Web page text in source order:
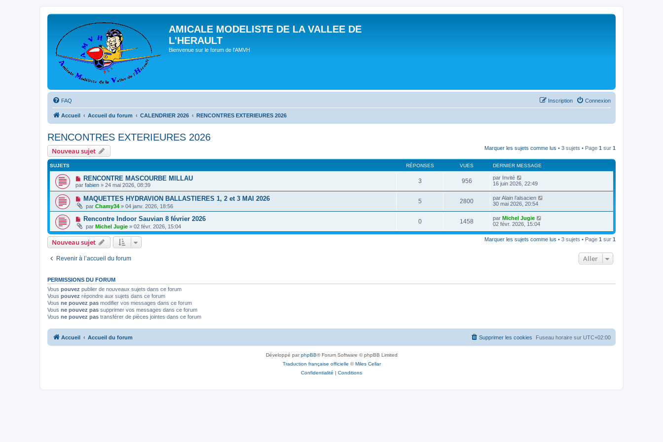
AMICALE MODELISTE DE LA VALLEE DE
L'HERAULT
Bienvenue sur le forum de l'AMVH
FAQ Connexion
Inscription
Accueil Accueil du forum CALENDRIER 2026 RENCONTRES EXTERIEURES 2026
RENCONTRES EXTERIEURES 2026
Nouveau sujet Marquer les sujets comme lus • 3 sujets • Page 1 sur 1
SUJETS RÉPONSES VUES DERNIER MESSAGE
RENCONTRE MASCOURBE MILLAU
par fabien » 24 mai 2026, 08:39
3 956 par Invité
16 juin 2026, 22:49
MAQUETTES HYDRAVION BALLASTIERES 1, 2 et 3 MAI 2026
par Chamy34 » 04 janv. 2026, 18:56
5 2800 parAlain l’alsacien
30 mai 2026, 20:54
Rencontre Indoor Sauvian 8 février 2026
par Michel Jugie » 02 févr. 2026, 15:04
0 1458 par Michel Jugie
02 févr. 2026, 15:04
Nouveau sujet Marquer les sujets comme lus • 3 sujets • Page 1 sur 1
Revenir à l’accueil du forum Aller
PERMISSIONS DU FORUM
Vous pouvez publier de nouveaux sujets dans ce forum
Vous pouvez répondre aux sujets dans ce forum
Vous ne pouvez pas modifier vos messages dans ce forum
Vous ne pouvez pas supprimer vos messages dans ce forum
Vous ne pouvez pas transférer de pièces jointes dans ce forum
Accueil Accueil du forum Fuseau horaire sur UTC+02:00
Supprimer les cookies
Développé parphpBB® Forum Software © phpBB Limited
Traduction française officielle ©Miles Cellar
Confidentialité | Conditions